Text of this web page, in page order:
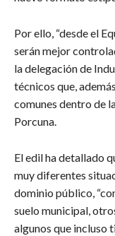
Por ello, “desde el
serán mejor
la delegación de
técnicos que,
comunes dentro de
Porcuna.
El edil ha detallado
muy diferentes
dominio público,
suelo municipal,
algunos que incluso